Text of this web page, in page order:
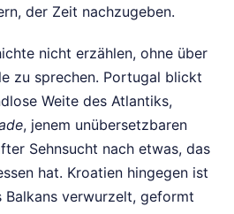
der Zeit nachzugeben.
nicht erzählen, ohne über
zu sprechen. Portugal blickt
Weite des Atlantiks,
, jenem unübersetzbaren
Sehnsucht nach etwas, das
hat. Kroatien hingegen ist
Balkans verwurzelt, geformt